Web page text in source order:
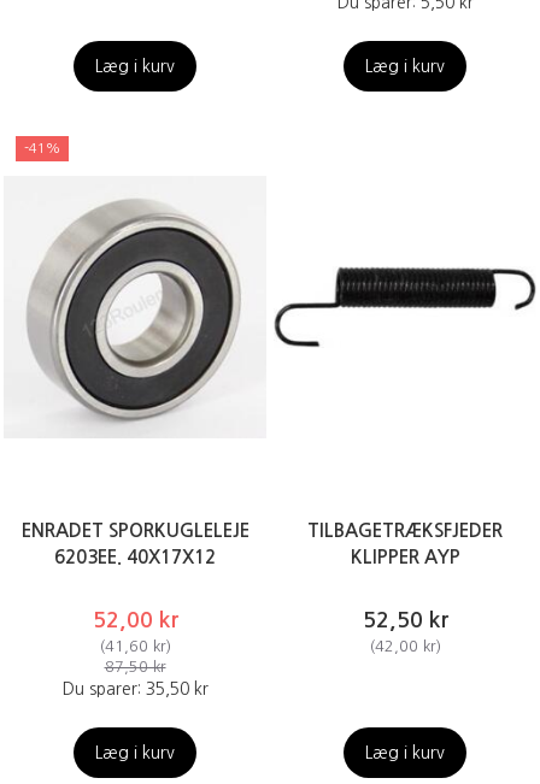
Læg i kurv Læg i kurv
-41%
ENRADET SPORKUGLELEJE
6203EE. 40X17X12
52,00 kr
(41,60 kr)
87,50 kr
Du sparer: 35,50 kr
Læg i kurv
TILBAGETRÆKSFJEDER
KLIPPER AYP
52,50 kr
(42,00 kr)
Læg i kurv